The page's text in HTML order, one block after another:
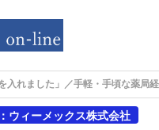
入れました」／手軽・手頃な薬局
ウィーメックス株式会社